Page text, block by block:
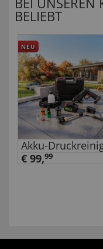
BELIEBT
NEU
Akku-
€ 99,99